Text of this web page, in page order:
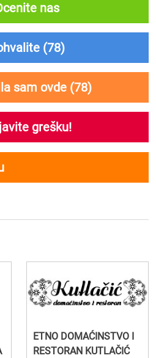
nas
(78)
sam ovde (78)
grešku!
ETNO DOMAĆINSTVO I
RESTORAN KUTLAČIĆ